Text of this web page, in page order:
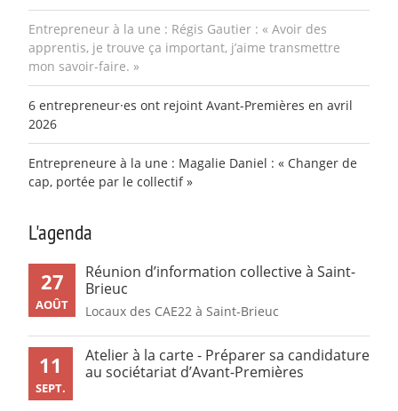
Entrepreneur à la une : Régis Gautier : « Avoir des
apprentis, je trouve ça important, j’aime transmettre
mon savoir-faire. »
6 entrepreneur·es ont rejoint Avant-Premières en avril
2026
Entrepreneure à la une : Magalie Daniel : « Changer de
cap, portée par le collectif »
L'agenda
27
AOÛT
Réunion d’information collective à Saint-
Brieuc
Locaux des CAE22 à Saint-Brieuc
11
SEPT.
Atelier à la carte - Préparer sa candidature
au sociétariat d’Avant-Premières